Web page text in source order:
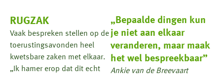
RUGZAK
Vaak bespreken stellen op de
toerustingsavonden heel
kwetsbare zaken met elkaar.
„Ik hamer erop dat dit echt
„Bepaalde dingen kun
je niet aan elkaar
veranderen, maar maak
het wel bespreekbaar”
Ankie van de Breevaart